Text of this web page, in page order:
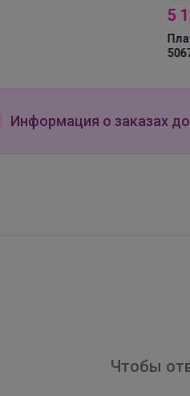
Платья миди
Информация о заказах
Чтобы